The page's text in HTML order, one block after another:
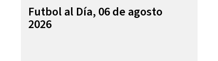
Futbol al Día, 06 de agosto
2026